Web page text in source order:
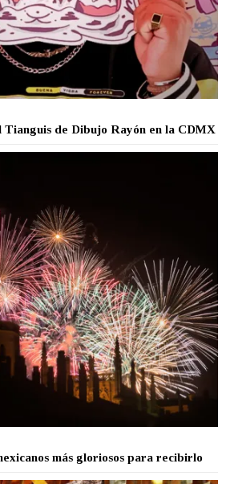
Tianguis de Dibujo Rayón en la CDMX
más gloriosos para recibirlo